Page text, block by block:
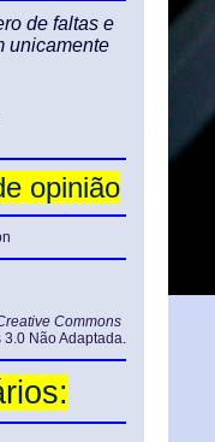
de faltas e
unicamente
opinião
Commons
Não Adaptada.